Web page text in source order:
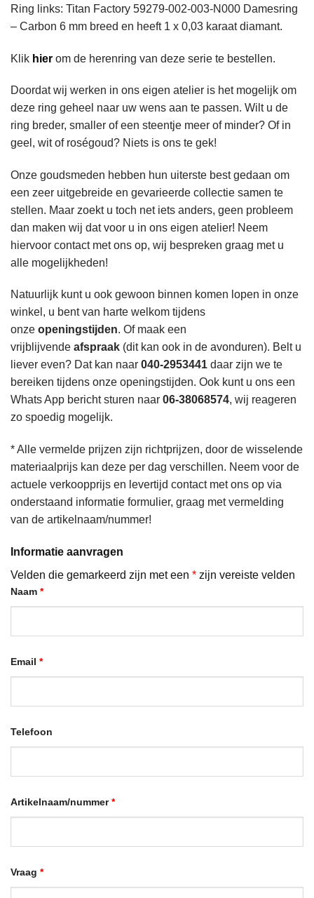
Ring links: Titan Factory 59279-002-003-N000 Damesring
– Carbon 6 mm breed en heeft 1 x 0,03 karaat diamant.
Klik hier om de herenring van deze serie te bestellen.
Doordat wij werken in ons eigen atelier is het mogelijk om
deze ring geheel naar uw wens aan te passen. Wilt u de
ring breder, smaller of een steentje meer of minder? Of in
geel, wit of roségoud? Niets is ons te gek!
Onze goudsmeden hebben hun uiterste best gedaan om
een zeer uitgebreide en gevarieerde collectie samen te
stellen. Maar zoekt u toch net iets anders, geen probleem
dan maken wij dat voor u in ons eigen atelier! Neem
hiervoor contact met ons op, wij bespreken graag met u
alle mogelijkheden!
Natuurlijk kunt u ook gewoon binnen komen lopen in onze
winkel, u bent van harte welkom tijdens
onze openingstijden. Of maak een
vrijblijvende afspraak (dit kan ook in de avonduren). Belt u
liever even? Dat kan naar 040-2953441 daar zijn we te
bereiken tijdens onze openingstijden. Ook kunt u ons een
Whats App bericht sturen naar 06-38068574, wij reageren
zo spoedig mogelijk.
* Alle vermelde prijzen zijn richtprijzen, door de wisselende
materiaalprijs kan deze per dag verschillen. Neem voor de
actuele verkoopprijs en levertijd contact met ons op via
onderstaand informatie formulier, graag met vermelding
van de artikelnaam/nummer!
Informatie aanvragen
Velden die gemarkeerd zijn met een * zijn vereiste velden
Naam *
Email *
Telefoon
Artikelnaam/nummer*
Vraag *